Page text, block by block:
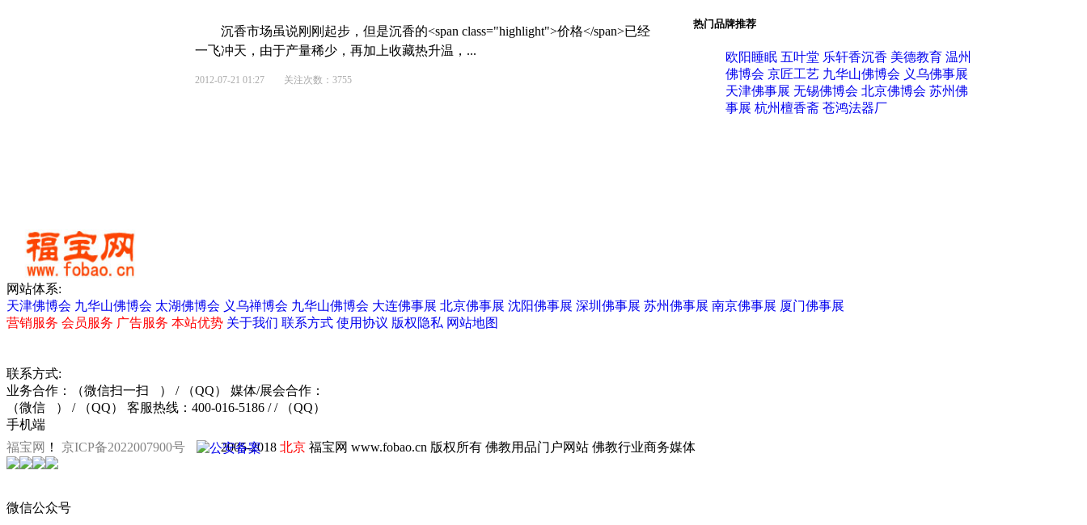
沉香市场虽说刚刚起步，但是沉香的<span class="highlight">价格</span>已经
一飞冲天，由于产量稀少，再加上收藏热升温，...
2012-07-21 01:27 关注次数：3755
热门品牌推荐
欧阳睡眠 五叶堂 乐轩香沉香 美德教育 温州
佛博会 京匠工艺 九华山佛博会 义乌佛事展
天津佛事展 无锡佛博会 北京佛博会 苏州佛
事展 杭州檀香斋 苍鸿法器厂
网站体系:
天津佛博会 九华山佛博会 太湖佛博会 义乌禅博会 九华山佛博会 大连佛事展 北京佛事展 沈阳佛事展 深圳佛事展 苏州佛事展 南京佛事展 厦门佛事展
营销服务 会员服务 广告服务 本站优势 关于我们 联系方式 使用协议 版权隐私 网站地图
联系方式:
业务合作：
（微信扫一扫 ） / （QQ）
媒体/展会合作：
（微信
） / （QQ）
客服热线：400-016-5186 / / （QQ）
手机端
微信公众号
福宝网 ！ 京ICP备2022007900号 2005-2018 北京 福宝网 www.fobao.cn 版权所有 佛教用品门户网站 佛教行业商务媒体